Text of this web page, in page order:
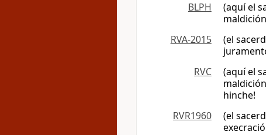
BLPH
(aquí el
RVA-2015
(el
RVC
(aquí el
hinche!
RVR1960
(el